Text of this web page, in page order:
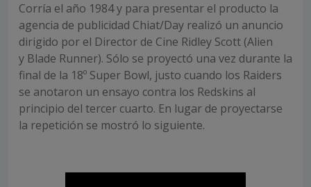
Corría el año 1984 y para presentar el producto la
agencia de publicidad Chiat/Day realizó un anuncio
dirigido por el Director de Cine Ridley Scott (Alien
y Blade Runner). Sólo se proyectó una vez durante la
final de la 18º Super Bowl, justo cuando los Raiders
se anotaron un ensayo contra los Redskins al
principio del tercer cuarto. En lugar de proyectarse
la repetición se mostró lo siguiente.